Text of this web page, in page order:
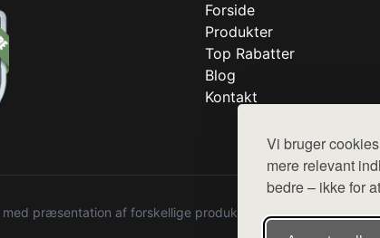
Vi bruger
mere relevant
bedre – ikke for
Forside
Produkter
Top Rabatter
Blog
Kontakt
præsentation af forskellige produkter fra diverse